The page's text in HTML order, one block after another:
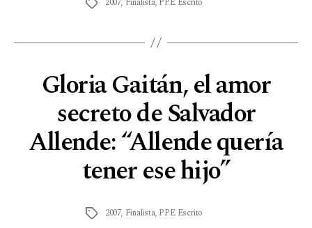
Gloria Gaitán, el amor
secreto de Salvador
Allende: “Allende quería
tener ese hijo”
2007, Finalista, PPE Escrito